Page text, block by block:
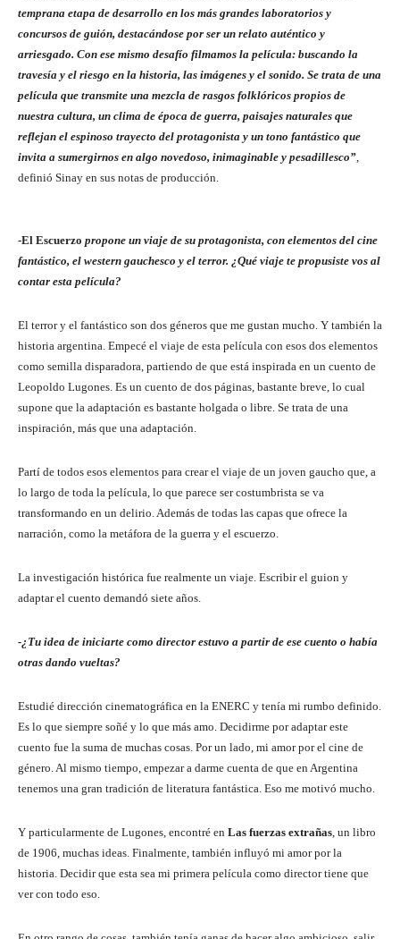
temprana etapa de desarrollo en los más grandes laboratorios y
concursos de guión, destacándose por ser un relato auténtico y
arriesgado. Con ese mismo desafío filmamos la película: buscando la
travesía y el riesgo en la historia, las imágenes y el sonido. Se trata de una
película que transmite una mezcla de rasgos folklóricos propios de
nuestra cultura, un clima de época de guerra, paisajes naturales que
reflejan el espinoso trayecto del protagonista y un tono fantástico que
invita a sumergirnos en algo novedoso, inimaginable y pesadillesco”
definió Sinay en sus notas de producción.
-El Escuerzo propone un viaje de su protagonista, con elementos del cine
fantástico, el western gauchesco y el terror. ¿Qué viaje te propusiste vos al
contar esta película?
El terror y el fantástico son dos géneros que me gustan mucho. Y también la
historia argentina. Empecé el viaje de esta película con esos dos elementos
como semilla disparadora, partiendo de que está inspirada en un cuento de
Leopoldo Lugones. Es un cuento de dos páginas, bastante breve, lo cual
supone que la adaptación es bastante holgada o libre. Se trata de una
inspiración, más que una adaptación.
Partí de todos esos elementos para crear el viaje de un joven gaucho que, a
lo largo de toda la película, lo que parece ser costumbrista se va
transformando en un delirio. Además de todas las capas que ofrece la
narración, como la metáfora de la guerra y el escuerzo.
La investigación histórica fue realmente un viaje. Escribir el guion y
adaptar el cuento demandó siete años.
-¿Tu idea de iniciarte como director estuvo a partir de ese cuento o había
otras dando vueltas?
Estudié dirección cinematográfica en la ENERC y tenía mi rumbo definido.
Es lo que siempre soñé y lo que más amo. Decidirme por adaptar este
cuento fue la suma de muchas cosas. Por un lado, mi amor por el cine de
género. Al mismo tiempo, empezar a darme cuenta de que en Argentina
tenemos una gran tradición de literatura fantástica. Eso me motivó mucho.
Y particularmente de Lugones, encontré en Las fuerzas extrañas , un libro
de 1906, muchas ideas. Finalmente, también influyó mi amor por la
historia. Decidir que esta sea mi primera película como director tiene que
ver con todo eso.